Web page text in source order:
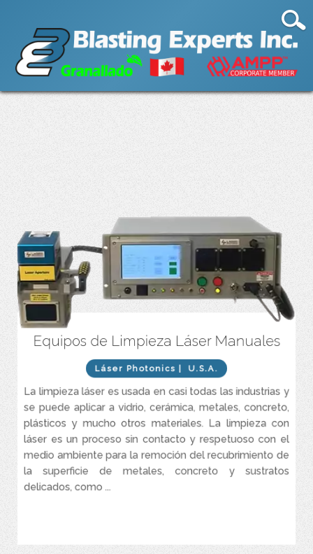
Equipos de Limpieza Láser Manuales
Láser Photonics | U.S.A.
La limpieza láser es usada en casi todas las industrias y
se puede aplicar a vidrio, cerámica, metales, concreto,
plásticos y mucho otros materiales. La limpieza con
láser es un proceso sin contacto y respetuoso con el
medio ambiente para la remoción del recubrimiento de
la superficie de metales, concreto y sustratos
delicados, como ...
Sistema completo de limpieza Láser y acondicionamiento de
superficies de alta precisión y grado industrial seguro y ecológico,
rápido, preciso e increíblemente productivo.
industrial, remoción de óxido, remoción de pintura y preparación
de superficies.
La tecnología patentada, CleanTech™ limpia materiales más
rápido y mejor que otros sistemas en el mercado.
Sistema láser es accionado al pulsar un botón y refrigeración por
aire, que garantiza una limpieza láser de alto rendimiento